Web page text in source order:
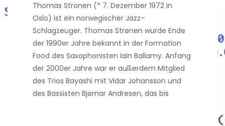
Thomas Stronen (* 7. Dezember 1972 in
Oslo) ist ein norwegischer Jazz–
Schlagzeuger. Thomas Strønen wurde Ende
der 1990er Jahre bekannt in der Formation
Food des Saxophonisten Iain Ballamy. Anfang
der 2000er Jahre war er außerdem Mitglied
des Trios Bayashi mit Vidar Johansson und
des Bassisten Bjørnar Andresen, das bis